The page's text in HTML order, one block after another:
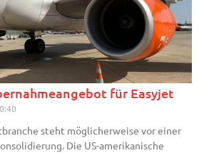
für Easyjet
steht möglicherweise vor einer
Die US-amerikanische